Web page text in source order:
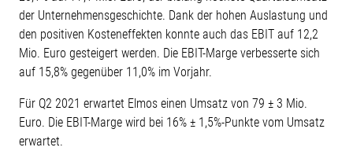
der Unternehmensgeschichte. Dank der hohen Auslastung und
den positiven Kosteneffekten konnte auch das EBIT auf 12,2
Mio. Euro gesteigert werden. Die EBIT-Marge verbesserte sich
auf 15,8% gegenüber 11,0% im Vorjahr.
Für Q2 2021 erwartet Elmos einen Umsatz von 79 ± 3 Mio.
Euro. Die EBIT-Marge wird bei 16% ± 1,5%-Punkte vom Umsatz
erwartet.